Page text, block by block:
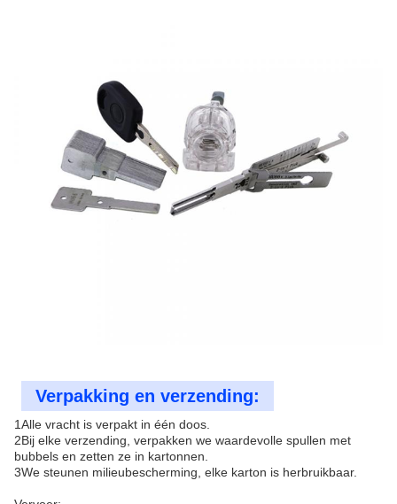
Verpakking en verzending:
1Alle vracht is verpakt in één doos.
2Bij elke verzending, verpakken we waardevolle spullen met
bubbels en zetten ze in kartonnen.
3We steunen milieubescherming, elke karton is herbruikbaar.